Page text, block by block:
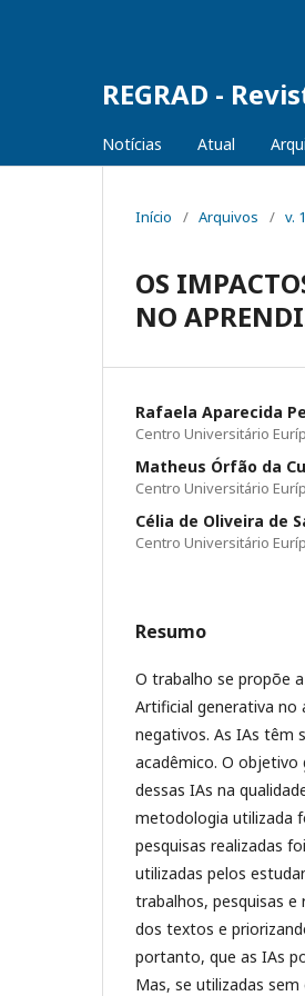
REGRAD -
Notícias Atual
Início / Arquivos / v.
OS
NO
Rafaela Aparecida
Centro Universitário
Matheus Órfão da
Centro Universitário
Célia de Oliveira de
Centro Universitário
Resumo
O trabalho se propõe
Artificial generativa no
negativos. As IAs têm
acadêmico. O objetivo
dessas IAs na
metodologia utilizada
pesquisas realizadas
utilizadas pelos
trabalhos, pesquisas e
dos textos e
portanto, que as IAs
Mas, se utilizadas